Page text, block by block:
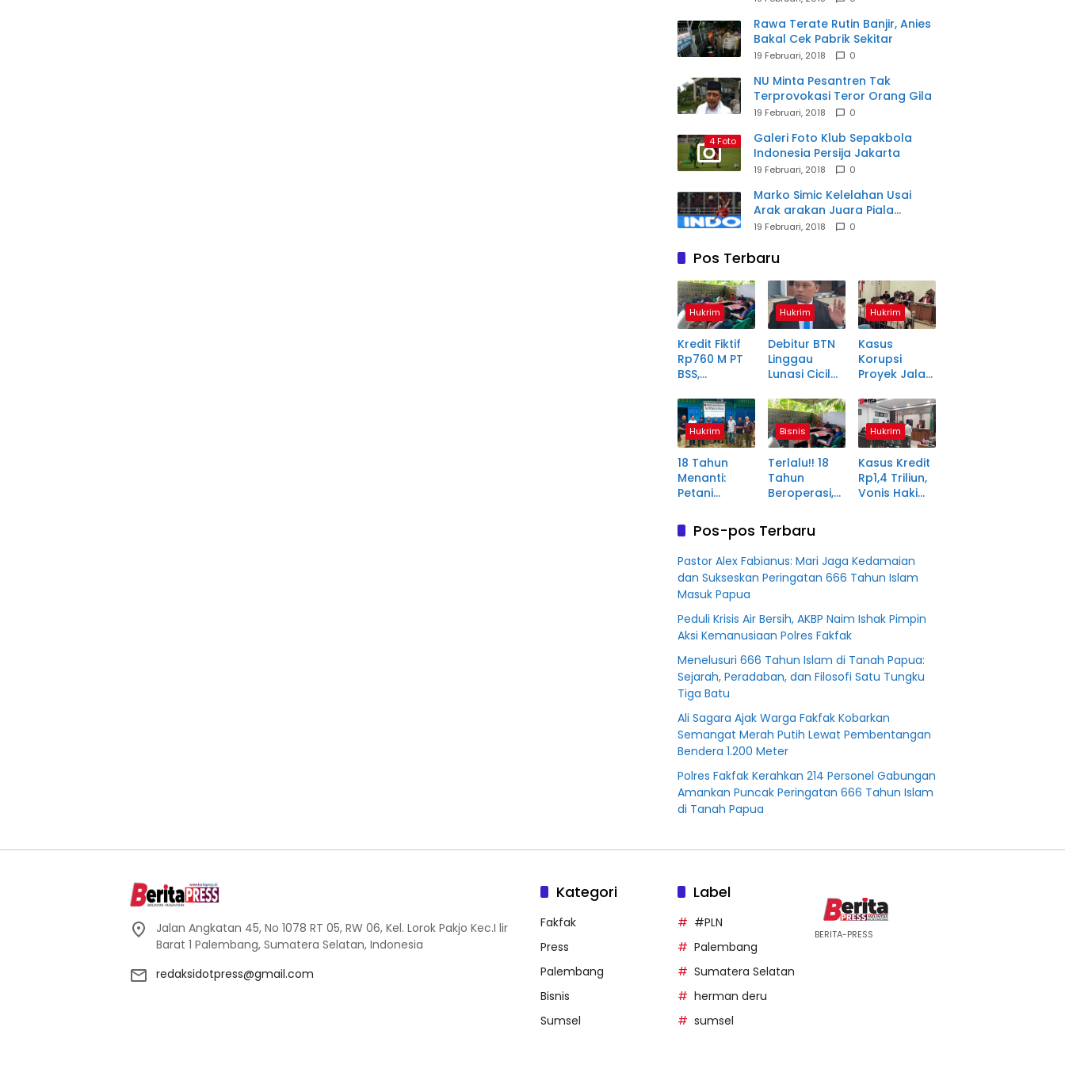
Rawa Terate Rutin Banjir, Anies
Bakal Cek Pabrik Sekitar
19 Februari, 2018 0
NU Minta Pesantren Tak
Terprovokasi Teror Orang Gila
19 Februari, 2018 0
4 Foto
Galeri Foto Klub Sepakbola
Indonesia Persija Jakarta
19 Februari, 2018 0
Marko Simic Kelelahan Usai
Arak arakan Juara Piala
Presiden
19 Februari, 2018 0
Pos Terbaru
Hukrim
Kredit Fiktif
Rp760 M PT
BSS,
Derita Petani
Plasma
Muratara
Hukrim
Debitur BTN
Linggau
Lunasi Cicilan
Lalu, SHM Tak
Kunjung
Diserahkan
Hukrim
Kasus
Korupsi
Proyek Jalan
di
Pagaralam
Memasuki
Babak Akhir,
Enam
Terdakwa
Dituntut 2,5
Hukrim
18 Tahun
Menanti:
Petani
Aringin Jadi
Korban
Kredit Fiktif
Rp760 M PT
BSS
Bisnis
Terlalu!! 18
Tahun
Beroperasi,
Diduga
Fiktifkan
Lahan Petani
Plasma Desa
Aringin
Hukrim
Kasus Kredit
Rp1,4 Triliun,
Vonis Hakim
Pos-pos Terbaru
Pastor Alex Fabianus: Mari Jaga Kedamaian
dan Sukseskan Peringatan 666 Tahun Islam
Masuk Papua
Peduli Krisis Air Bersih, AKBP Naim Ishak Pimpin
Aksi Kemanusiaan Polres Fakfak
Menelusuri 666 Tahun Islam di Tanah Papua:
Sejarah, Peradaban, dan Filosofi Satu Tungku
Tiga Batu
Ali Sagara Ajak Warga Fakfak Kobarkan
Semangat Merah Putih Lewat Pembentangan
Bendera 1.200 Meter
Polres Fakfak Kerahkan 214 Personel Gabungan
Amankan Puncak Peringatan 666 Tahun Islam
di Tanah Papua
Jalan Angkatan 45, No 1078 RT 05, RW 06, Kel. Lorok Pakjo Kec.I lir
Barat 1 Palembang, Sumatera Selatan, Indonesia
redaksidotpress@gmail.com
Kategori
Fakfak
Press
Palembang
Bisnis
Sumsel
Label
#PLN
Palembang
Sumatera Selatan
herman deru
sumsel
BERITA-PRESS